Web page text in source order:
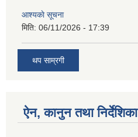
आश्यकाे सूचना
मिति: 06/11/2026 - 17:39
थप साम्रगी
ऐन, कानुन तथा निर्देशिका